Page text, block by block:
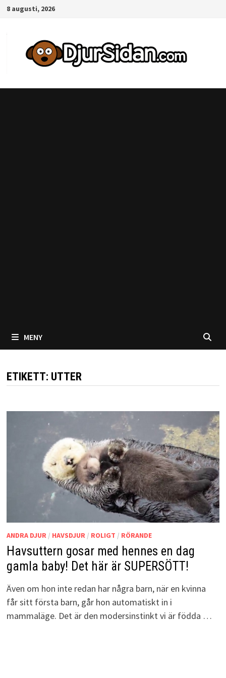
Hoppa
innehåll
8 augusti, 2026
MENY
ETIKETT: UTTER
ANDRA DJUR/ HAVSDJUR/ ROLIGT / RÖRANDE
Havsuttern gosar med hennes en dag
gamla baby! Det här är SUPERSÖTT!
Även om hon inte redan har några barn, när en kvinna
får sitt första barn, går hon automatiskt in i
mammaläge. Det är den modersinstinkt vi är födda …